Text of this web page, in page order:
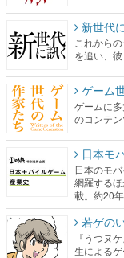
新世代
これから
を追い、
ゲーム
ゲームに
のコンテ
日本モ
日本のモ
網羅する
載。約20
若ゲの
『うつヌ
生によるゲ